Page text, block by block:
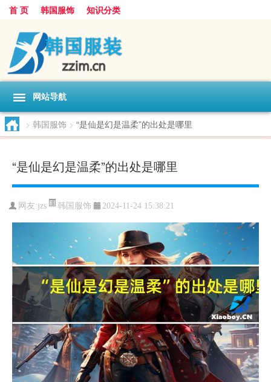
首 页 韩国服饰 知识分类
网站导航
> 韩国服饰 > “是仙是幻是温柔”的出处是哪里
“是仙是幻是温柔”的出处是哪里
网友:jzs 韩国服饰 2024-11-24 15:38:21